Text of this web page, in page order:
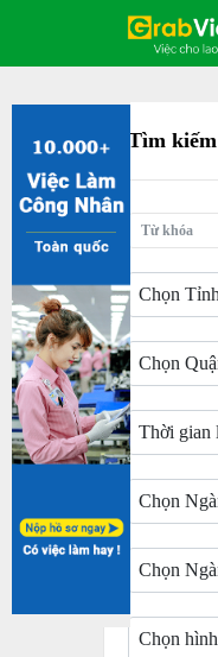
Tìm kiếm
Chọn
Chọn
Thời gian
Chọn
Chọn
Chọn